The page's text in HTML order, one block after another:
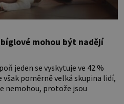
mohou být nadějí
jeden se vyskytuje ve 42 %
poměrně velká skupina lidí,
nemohou, protože jsou